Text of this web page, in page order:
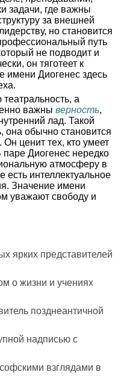
задачи, где важны
за внешней
но становится
путь
не подводит и
он тяготеет к
имени Диогенес здесь
а
важны верность,
лад. Такой
она обычно становится
Он ценит тех, кто умеет
паре Диогенес нередко
атмосферу в
интеллектуальное
Значение имени
уважают свободу и
ярких представителей
о жизни и учениях
позднеантичной
надписью с
взглядами в